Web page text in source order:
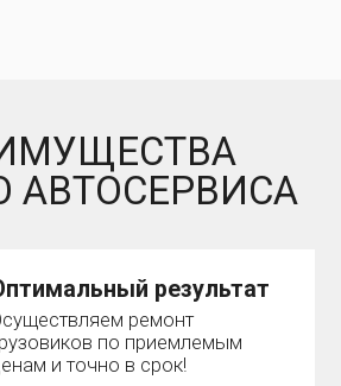
АВТОСЕРВИСА
результат
ремонт
по приемлемым
и точно в срок!